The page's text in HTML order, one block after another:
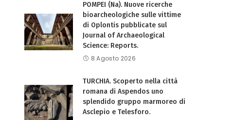
POMPEI (Na). Nuove ricerche
bioarcheologiche sulle vittime
di Oplontis pubblicate sul
Journal of Archaeological
Science: Reports.
8 Agosto 2026
TURCHIA. Scoperto nella città
romana di Aspendos uno
splendido gruppo marmoreo di
Asclepio e Telesforo.